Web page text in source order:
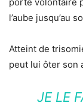
porté volontaire
l’aube jusqu’au
Atteint de
peut lui ôter son
JE LE